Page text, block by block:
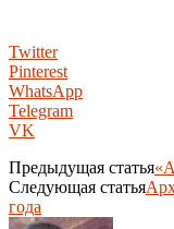
Twitter
Pinterest
WhatsApp
Telegram
VK
Предыдущая статья
Следующая статья
года